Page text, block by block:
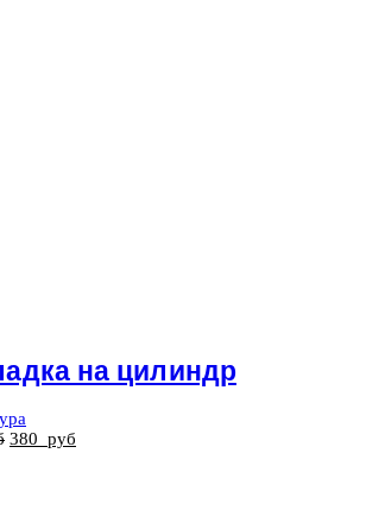
на цилиндр
380 руб